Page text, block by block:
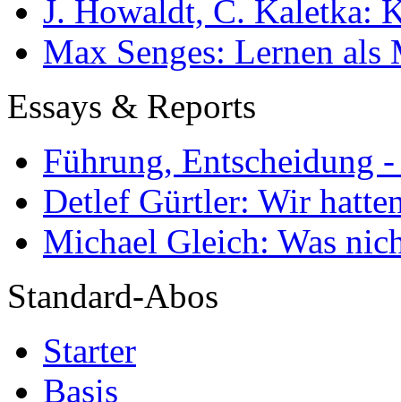
J. Howaldt, C. Kaletka:
Max Senges: Lernen als
Essays & Reports
Führung, Entscheidung
Detlef Gürtler: Wir
Michael Gleich: Was
Standard-Abos
Starter
Basis